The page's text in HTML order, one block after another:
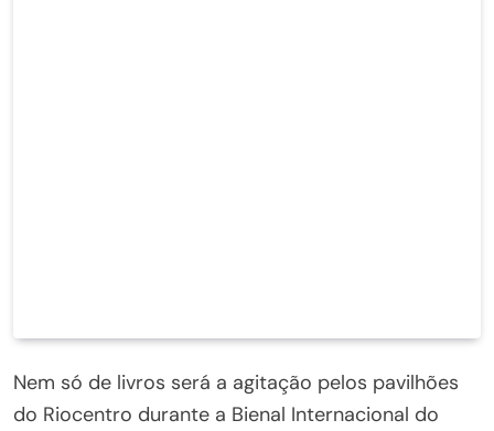
Nem só de livros será a agitação pelos pavilhões
do Riocentro durante a Bienal Internacional do